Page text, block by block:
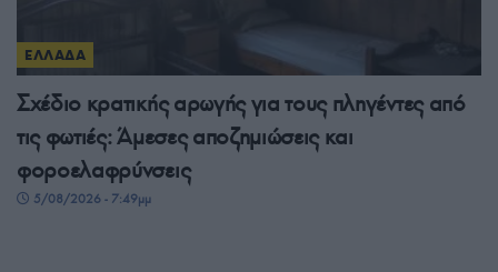
ΕΛΛΑΔΑ
Σχέδιο κρατικής αρωγής για τους πληγέντες από
τις φωτιές: Άμεσες αποζημιώσεις και
φοροελαφρύνσεις
5/08/2026 - 7:49μμ